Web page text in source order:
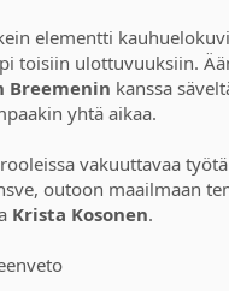
elementti
toisiin ulottuvuuksiin.
Breemenin kanssa
yhtä aikaa.
vakuuttavaa
outoon maailmaan
Krista Kosonen.